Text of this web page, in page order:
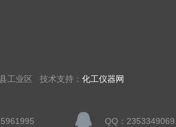
工业区 技术支持： 化工仪器网
QQ：2353349069